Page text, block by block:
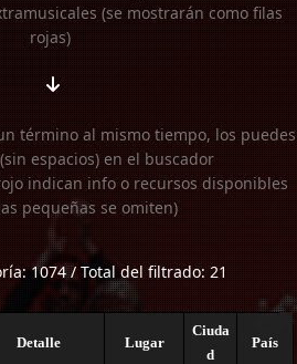
(se mostrarán como filas
rojas)
término al mismo tiempo, los puedes
espacios) en el buscador
indican info o recursos disponibles
pequeñas se omiten)
1074 / Total del filtrado: 21
Detalle Lugar
Ciuda
d
País